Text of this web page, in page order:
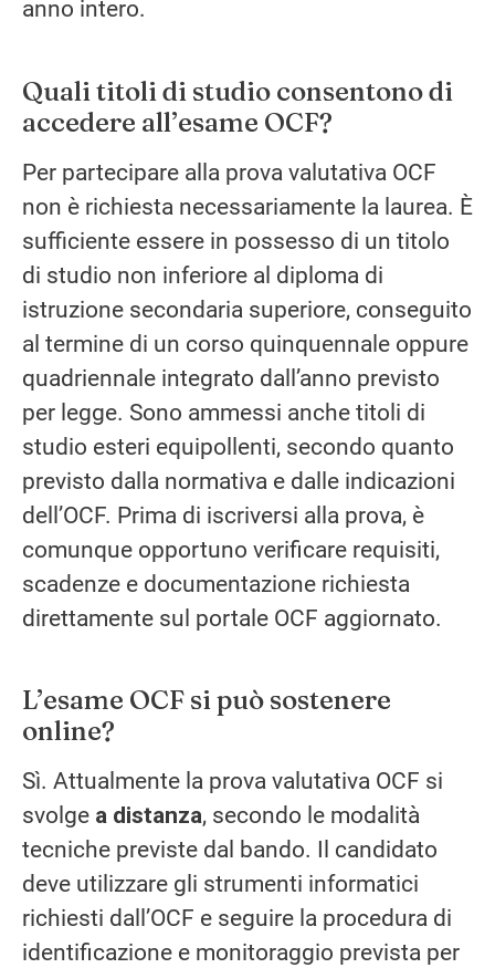
anno intero.
Quali titoli di studio consentono di
accedere all’esame OCF?
Per partecipare alla prova valutativa OCF
non è richiesta necessariamente la laurea. È
sufficiente essere in possesso di un titolo
di studio non inferiore al diploma di
istruzione secondaria superiore, conseguito
al termine di un corso quinquennale oppure
quadriennale integrato dall’anno previsto
per legge. Sono ammessi anche titoli di
studio esteri equipollenti, secondo quanto
previsto dalla normativa e dalle indicazioni
dell’OCF. Prima di iscriversi alla prova, è
comunque opportuno verificare requisiti,
scadenze e documentazione richiesta
direttamente sul portale OCF aggiornato.
L’esame OCF si può sostenere
online?
Sì. Attualmente la prova valutativa OCF si
svolge a distanza, secondo le modalità
tecniche previste dal bando. Il candidato
deve utilizzare gli strumenti informatici
richiesti dall’OCF e seguire la procedura di
identificazione e monitoraggio prevista per